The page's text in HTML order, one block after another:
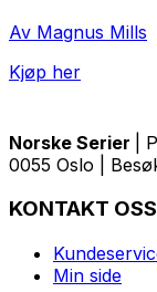
Av Magnus Mills
Kjøp her
Norske Serier
|
0055 Oslo |
KONTAKT OSS
Min side